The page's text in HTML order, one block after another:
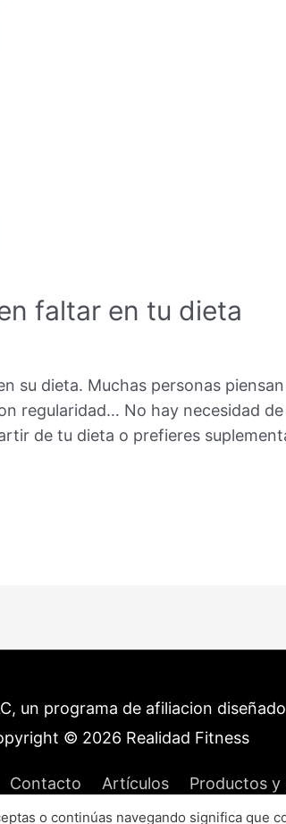
faltar en tu dieta
su dieta. Muchas personas
regularidad… No hay necesidad
de tu dieta o prefieres
un programa de afiliacion
© 2026 Realidad Fitness
Contacto Artículos Productos y
o continúas navegando significa que